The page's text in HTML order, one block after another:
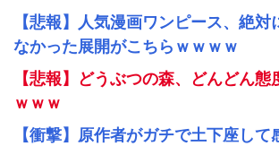
【悲報】人気漫画ワンピース、絶
なかった展開がこちらｗｗｗｗ
【悲報】どうぶつの森、どんどん態
ｗｗｗ
【衝撃】原作者がガチで土下座して